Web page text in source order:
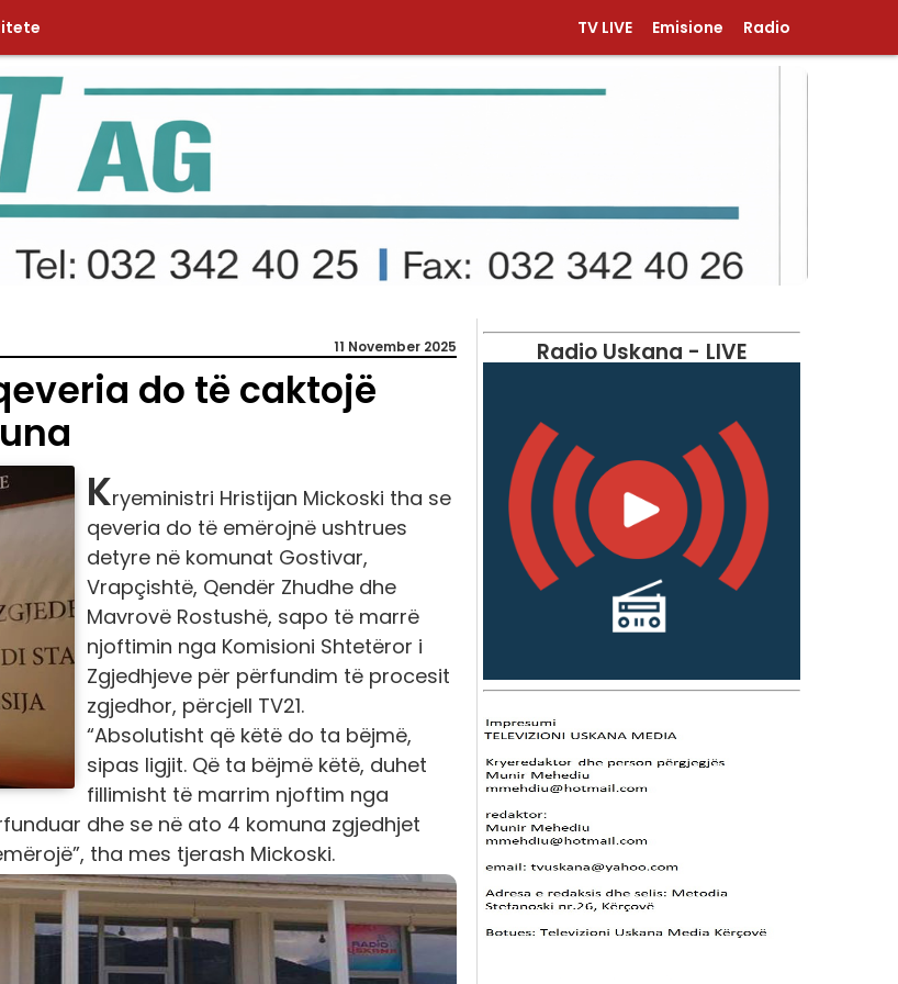
TV LIVE Emisione Radio
11 November 2025
do të caktojë
Kryeministri Hristijan Mickoski tha se
qeveria do të emërojnë ushtrues
detyre në komunat Gostivar,
Vrapçishtë, Qendër Zhudhe dhe
Mavrovë Rostushë, sapo të marrë
njoftimin nga Komisioni Shtetëror i
Zgjedhjeve për përfundim të procesit
zgjedhor, përcjell TV21.
“Absolutisht që këtë do ta bëjmë,
sipas ligjit. Që ta bëjmë këtë, duhet
fillimisht të marrim njoftim nga
dhe se në ato 4 komuna zgjedhjet
tha mes tjerash Mickoski.
Radio Uskana - LIVE